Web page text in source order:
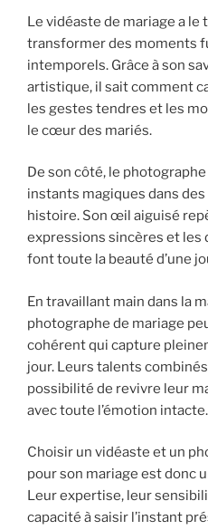
Le vidéaste de mariage a le
transformer des moments
intemporels. Grâce à son
artistique, il sait comment
les gestes tendres et les
le cœur des mariés.
De son côté, le
instants magiques dans
histoire. Son œil aiguisé
expressions sincères et les
font toute la beauté d’une
En travaillant main dans la
photographe de mariage
cohérent qui capture
jour. Leurs talents
possibilité de revivre leur
avec toute l’émotion intacte.
Choisir un vidéaste et un
pour son mariage est donc
Leur expertise, leur
capacité à saisir l’instant